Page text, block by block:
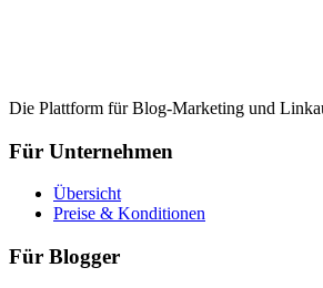
Die Plattform für Blog-Marketing und
Für Unternehmen
Übersicht
Preise & Konditionen
Für Blogger